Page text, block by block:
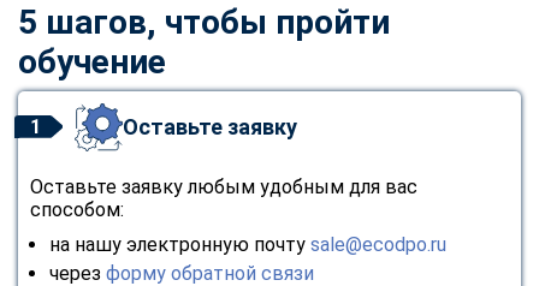
5 шагов, чтобы пройти
обучение
1 Оставьте заявку
Оставьте заявку любым удобным для вас
способом:
на нашу электронную почту sale@ecodpo.ru
через форму обратной связи